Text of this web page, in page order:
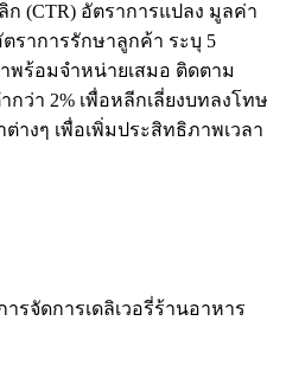
(CTR) อัตราการแปลง มูลค่า
ราการรักษาลูกค้า ระบุ 5
พร้อมจำหน่ายเสมอ ติดตาม
ว่า 2% เพื่อหลีกเลี่ยงบทลงโทษ
ต่างๆ เพื่อเพิ่มประสิทธิภาพเวลา
รจัดการเดลิเวอรี่ร้านอาหาร